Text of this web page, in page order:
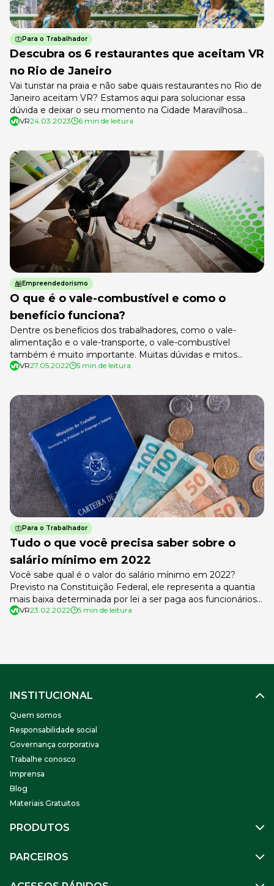
Para o Trabalhador
Descubra os 6 restaurantes que aceitam VR
no Rio de Janeiro
Vai turistar na praia e não sabe quais restaurantes no Rio de
Janeiro aceitam VR? Estamos aqui para solucionar essa
dúvida e deixar o seu momento na Cidade Maravilhosa
ainda melhor. Além de restaurantes, o VR é aceito em
VR24.03.2023 6 min de leitura
Empreendedorismo
O que é o vale-combustível e como o
benefício funciona?
Dentre os benefícios dos trabalhadores, como o vale-
alimentação e o vale-transporte, o vale-combustível
também é muito importante. Muitas dúvidas e mitos
cercam o auxílio fornecido pela empresa aos trabalhadores.
utilizá-lo? Todas essas são questões que ouvimos no
mercado […]
VR27.05.2022 5 min de leitura
Para o Trabalhador
Tudo o que você precisa saber sobre o
salário mínimo em 2022
Você sabe qual é o valor do salário mínimo em 2022?
Previsto na Constituição Federal, ele representa a quantia
mais baixa determinada por lei a ser paga aos funcionários
pelo esforço gasto na produção de bens e serviços em
VR23.02.2022 5 min de leitura
INSTITUCIONAL
Quem somos
Responsabilidade social
Governança corporativa
Trabalhe conosco
Imprensa
Blog
Materiais Gratuitos
PRODUTOS
Benefícios
PARCEIROS